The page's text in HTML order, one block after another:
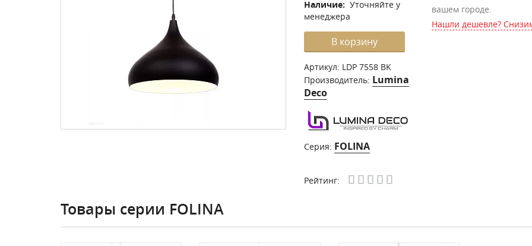
Наличие: Уточняйте у
менеджера
В корзину
Артикул: LDP 7558 BK
Производитель: Lumina
Deco
Серия: FOLINA
вашем городе.
Нашли дешевле?
Рейтинг:
Товары серии FOLINA